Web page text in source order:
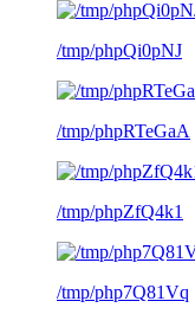
/tmp/phpQi0pNJ
/tmp/phpRTeGaA
/tmp/phpZfQ4k1
/tmp/php7Q81Vq